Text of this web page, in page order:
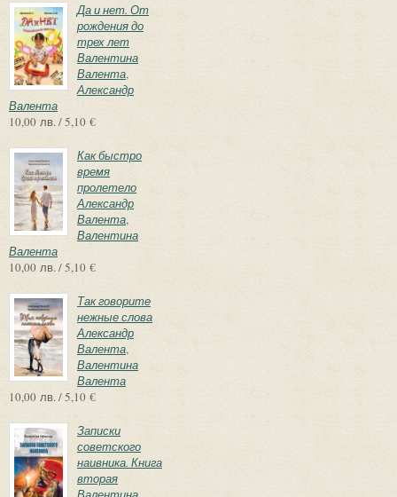
Да и нет. От
рождения до
трех лет
Валентина
Валента,
Александр
Валента
10,00 лв. / 5,10 €
Как быстро
время
пролетело
Александр
Валента,
Валентина
Валента
10,00 лв. / 5,10 €
Так говорите
нежные слова
Александр
Валента,
Валентина
Валента
10,00 лв. / 5,10 €
Записки
советского
наивника. Книга
вторая